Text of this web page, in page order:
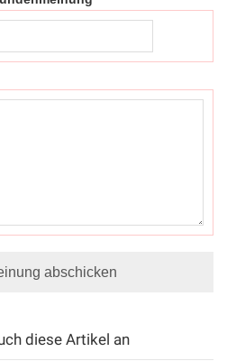
abschicken
diese Artikel an